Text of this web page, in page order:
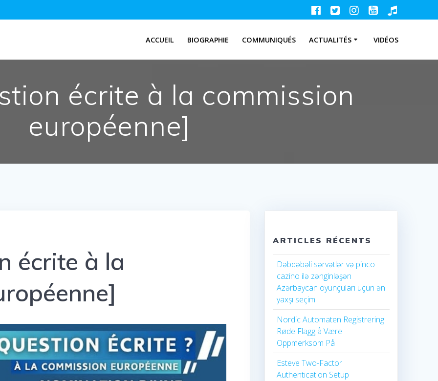
ACCUEIL BIOGRAPHIE COMMUNIQUÉS ACTUALITÉS VIDÉOS
écrite à la commission
européenne]
écrite à la
ARTICLES RÉCENTS
Dəbdəbəli sərvətlər və pinco
cazino ilə zənginləşən
Azərbaycan oyunçuları üçün ən
yaxşı seçim
Nordic Automaten Registrering
Røde Flagg å Være
Oppmerksom På
Esteve Two-Factor
Authentication Setup